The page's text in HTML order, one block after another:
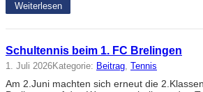
Weiterlesen
Schultennis beim 1. FC Brelingen
1. Juli 2026Kategorie: Beitrag Tennis
Am 2.Juni machten sich erneut die